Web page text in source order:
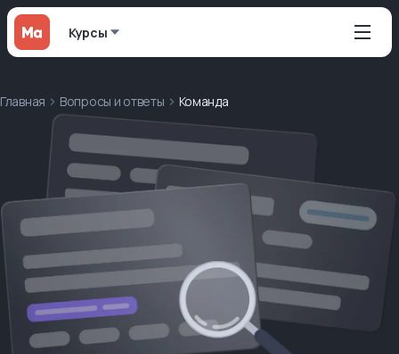
Курсы
Главная Вопросы и ответы Команда